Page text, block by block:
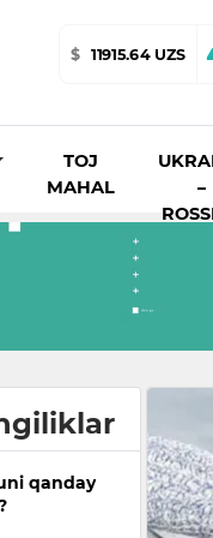
$ 11915.64 UZS
TOJ
MAHAL
–
qanday